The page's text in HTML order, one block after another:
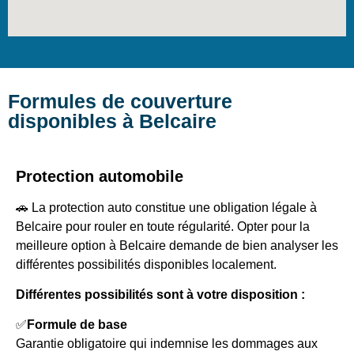
Formules de couverture
disponibles à Belcaire
Protection automobile
🚗 La protection auto constitue une obligation légale à
Belcaire pour rouler en toute régularité. Opter pour la
meilleure option à Belcaire demande de bien analyser les
différentes possibilités disponibles localement.
Différentes possibilités sont à votre disposition :
✅ Formule de base
Garantie obligatoire qui indemnise les dommages aux